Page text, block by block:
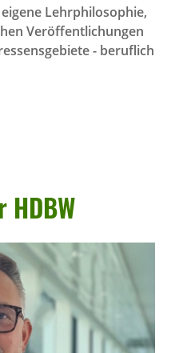
Lehrphilosophie,
Veröffentlichungen
- beruflich